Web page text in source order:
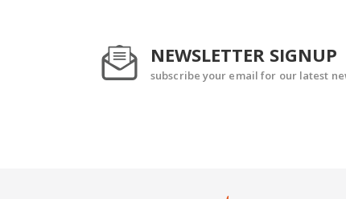
NEWSLETTER SIGNUP
subscribe your email for our latest